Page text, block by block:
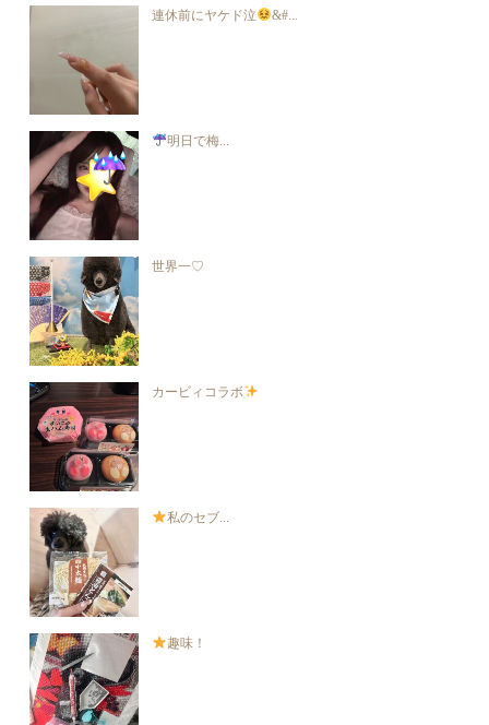
連休前にヤケド泣‪ &#...
明日で梅...
世界一♡
カービィコラボ
私のセブ...
趣味！